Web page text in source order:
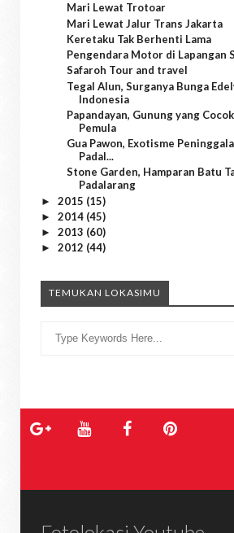
Mari Lewat Trotoar
Mari Lewat Jalur Trans Jakarta
Keretaku Tak Berhenti Lama
Pengendara Motor di Lapangan
Safaroh Tour and travel
Tegal Alun, Surganya Bunga
Indonesia
Papandayan, Gunung yang
Pemula
Gua Pawon, Exotisme
Padal...
Stone Garden, Hamparan Batu
Padalarang
► 2015 (15)
► 2014 (45)
► 2013 (60)
► 2012 (44)
TEMUKAN LOKASIMU